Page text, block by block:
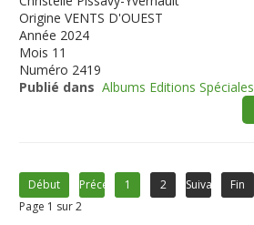
Origine VENTS D'OUEST
Année 2024
Mois 11
Numéro 2419
Publié dans Albums Editions Spéciales
Début Précédent1 2 Suivant
Fin
Page 1 sur 2